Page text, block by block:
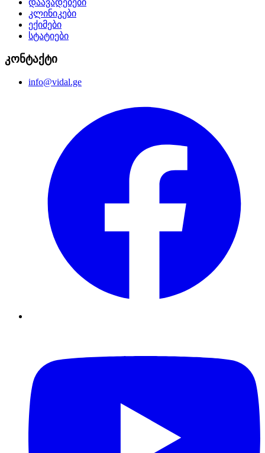
დაავადებები
კლინიკები
ექიმები
სტატიები
კონტაქტი
info@vidal.ge